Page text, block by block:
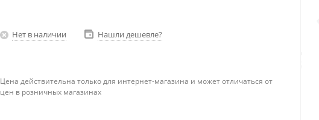
Нет в наличии Нашли дешевле?
Цена действительна только для интернет-магазина и может отличаться от
цен в розничных магазинах